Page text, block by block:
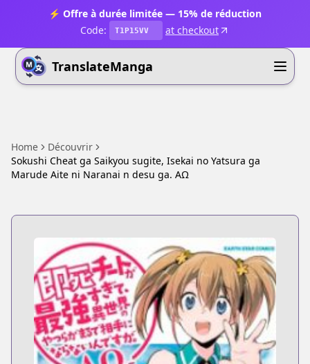
⚡ Offre à durée limitée — 15% de réduction
Code:
T1P15VV at checkout
TranslateManga
Home
Découvrir
Sokushi Cheat ga Saikyou sugite, Isekai no Yatsura ga
Marude Aite ni Naranai n desu ga. ΑΩ